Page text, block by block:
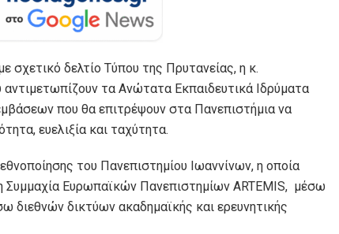
σχετικό δελτίο Τύπου της Πρυτανείας, η κ.
τα Ανώτατα Εκπαιδευτικά Ιδρύματα
που θα επιτρέψουν στα Πανεπιστήμια να
ευελιξία και ταχύτητα.
του Πανεπιστημίου Ιωαννίνων, η οποία
Συμμαχία Ευρωπαϊκών Πανεπιστημίων ARTEMIS, μέσω
δικτύων ακαδημαϊκής και ερευνητικής